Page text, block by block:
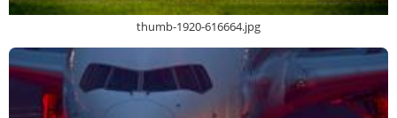
thumb-1920-616664.jpg